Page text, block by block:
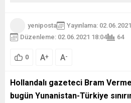
yeniposta
Yayınlama: 02.06.2021
Düzenleme: 02.06.2021 18:04
64
0 A+ A-
Hollandalı gazeteci Bram
bugün Yunanistan-Türkiye